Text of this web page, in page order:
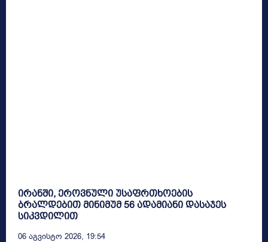
ირანში, ეროვნული უსაფრთხოების
ბრალდებით მინიმუმ 56 ადამიანი დასაჯეს
სიკვდილით
06 Აგვისტო 2026, 19:54